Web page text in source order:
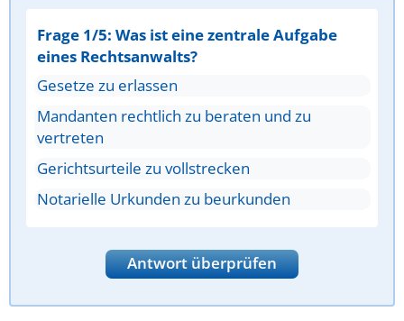
Frage 1/5: Was ist eine zentrale Aufgabe
eines Rechtsanwalts?
Gesetze zu erlassen
Mandanten rechtlich zu beraten und zu
vertreten
Gerichtsurteile zu vollstrecken
Notarielle Urkunden zu beurkunden
Antwort überprüfen